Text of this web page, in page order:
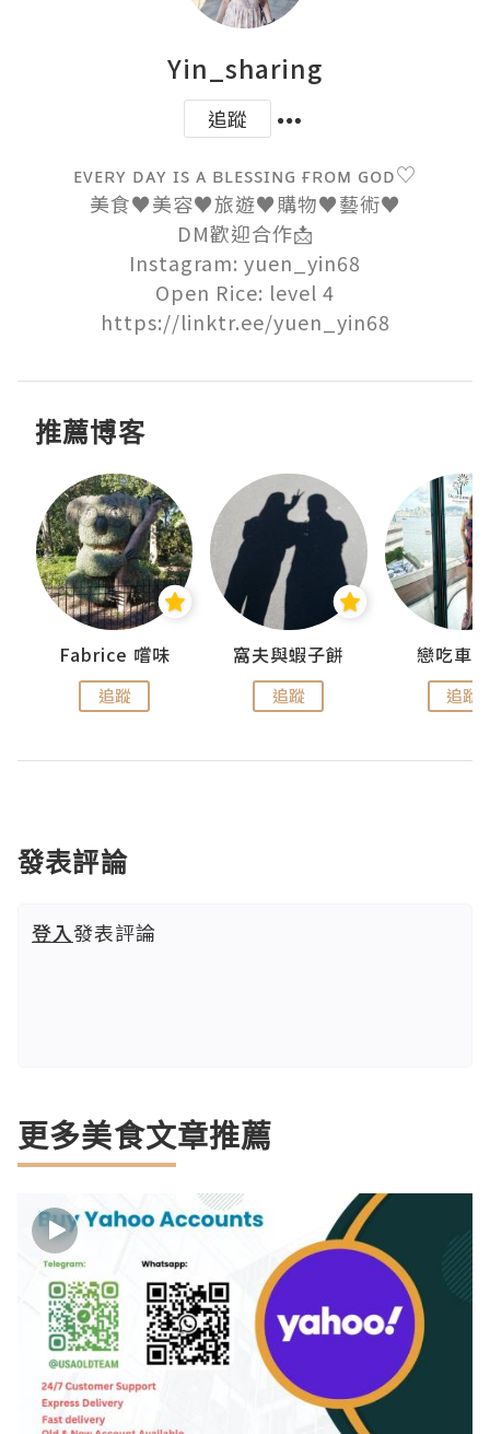
Yin_sharing
追蹤
ᴇᴠᴇʀʏ ᴅᴀʏ ɪs ᴀ ʙʟᴇssɪɴɢ ғʀᴏᴍ ɢᴏᴅ♡
美食♥︎美容♥︎旅遊♥︎購物♥︎藝術♥︎
DM歡迎合作📩
Instagram: yuen_yin68
Open Rice: level 4
https://linktr.ee/yuen_yin68
推薦博客
Fabrice 嚐味
追蹤
窩夫與蝦子餅
追蹤
戀吃車
追蹤
發表評論
登入發表評論
更多美食文章推薦